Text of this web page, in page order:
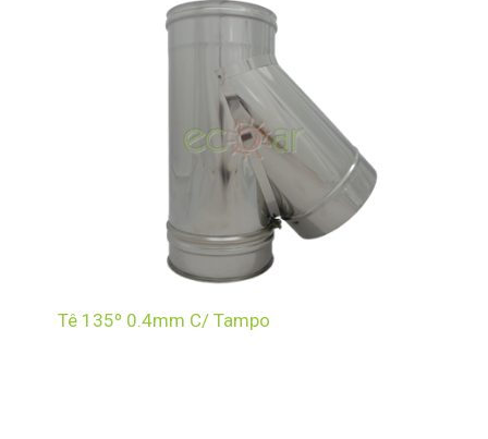
Tê 135º 0.4mm C/ Tampo